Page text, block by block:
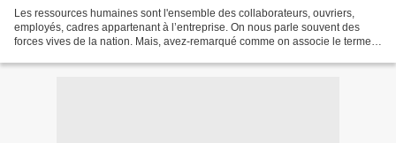
Les ressources humaines sont l'ensemble des collaborateurs, ouvriers,
employés, cadres appartenant à l’entreprise. On nous parle souvent des
forces vives de la nation. Mais, avez-remarqué comme on associe le terme